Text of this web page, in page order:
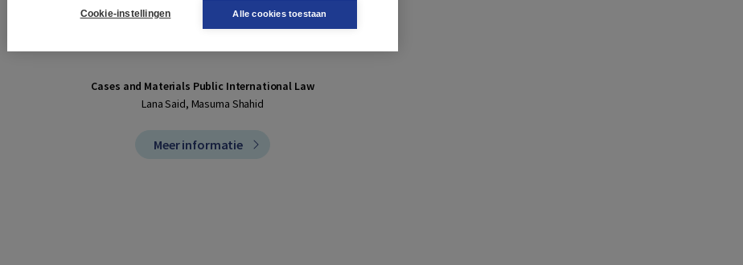
Cases and Materials Public International Law
Lana Said, Masuma Shahid
Meer informatie
Cookie-instellingen Alle cookies toestaan